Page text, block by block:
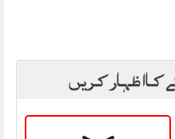
کا اظہار کریں